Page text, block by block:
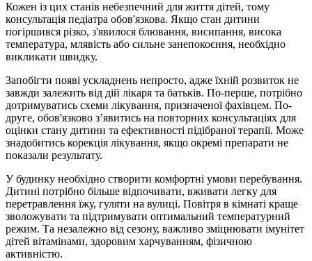
Кожен із цих станів небезпечний для життя дітей, тому
консультація педіатра обов'язкова. Якщо стан дитини
погіршився різко, з'явилося блювання, висипання, висока
температура, млявість або сильне занепокоєння, необхідно
викликати швидку.
Запобігти появі ускладнень непросто, адже їхній розвиток не
завжди залежить від дій лікаря та батьків. По-перше, потрібно
дотримуватись схеми лікування, призначеної фахівцем. По-
друге, обов'язково з’явитись на повторних консультаціях для
оцінки стану дитини та ефективності підібраної терапії. Може
знадобитись корекція лікування, якщо окремі препарати не
показали результату.
У будинку необхідно створити комфортні умови перебування.
Дитині потрібно більше відпочивати, вживати легку для
перетравлення їжу, гуляти на вулиці. Повітря в кімнаті краще
зволожувати та підтримувати оптимальний температурний
режим. Та незалежно від сезону, важливо зміцнювати імунітет
дітей вітамінами, здоровим харчуванням, фізичною
активністю.